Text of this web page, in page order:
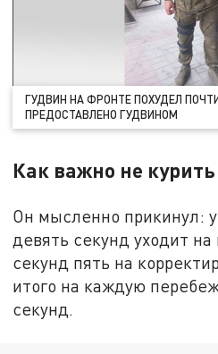
ГУДВИН НА ФРОНТЕ ПОХУДЕЛ
ПРЕДОСТАВЛЕНО ГУДВИНОМ
Как важно не
Он мысленно прикинул:
девять секунд уходит
секунд пять на
итого на каждую
секунд.